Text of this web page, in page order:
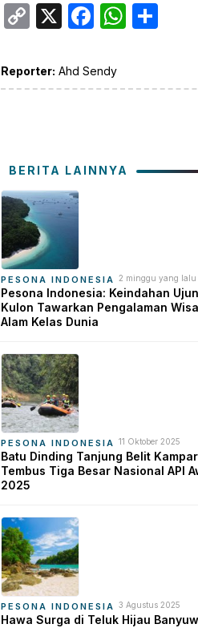
Copy
X Facebook
Reporter: Ahd Sendy
BERITA LAINNYA
PESONA INDONESIA 2 minggu yang lalu
Pesona Indonesia: Keindahan
Kulon Tawarkan Pengalaman
Alam Kelas Dunia
PESONA INDONESIA 11 Oktober 2025
Batu Dinding Tanjung Belit Kampar
Tembus Tiga Besar Nasional API
2025
PESONA INDONESIA 3 Agustus 2025
Hawa Surga di Teluk Hijau